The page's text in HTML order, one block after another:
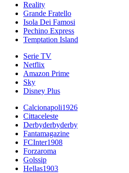
Reality
Grande Fratello
Isola Dei Famosi
Pechino Express
Temptation Island
Serie TV
Netflix
Amazon Prime
Sky
Disney Plus
Calcionapoli1926
Cittaceleste
Derbyderbyderby
Fantamagazine
FCInter1908
Forzaroma
Golssip
Hellas1903